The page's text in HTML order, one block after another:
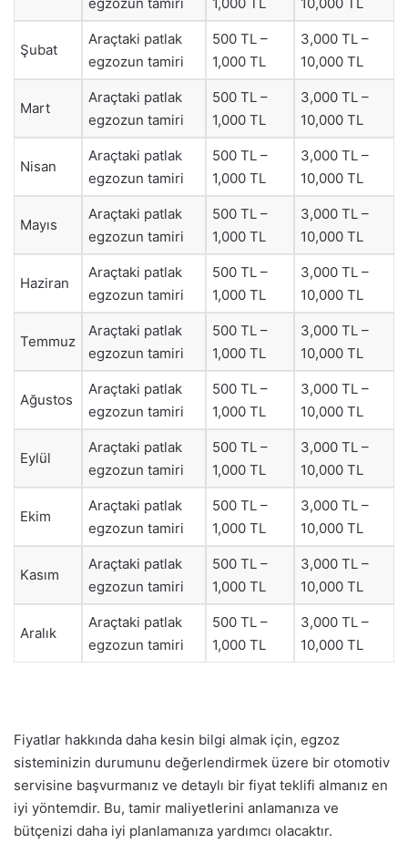
Şubat
Araçtaki patlak
egzozun tamiri
500 TL –
1,000 TL
3,000 TL –
10,000 TL
Mart
Araçtaki patlak
egzozun tamiri
500 TL –
1,000 TL
3,000 TL –
10,000 TL
Nisan
Araçtaki patlak
egzozun tamiri
500 TL –
1,000 TL
3,000 TL –
10,000 TL
Mayıs
Araçtaki patlak
egzozun tamiri
500 TL –
1,000 TL
3,000 TL –
10,000 TL
Haziran
Araçtaki patlak
egzozun tamiri
500 TL –
1,000 TL
3,000 TL –
10,000 TL
Temmuz
Araçtaki patlak
egzozun tamiri
500 TL –
1,000 TL
3,000 TL –
10,000 TL
Ağustos
Araçtaki patlak
egzozun tamiri
500 TL –
1,000 TL
3,000 TL –
10,000 TL
Eylül
Araçtaki patlak
egzozun tamiri
500 TL –
1,000 TL
3,000 TL –
10,000 TL
Ekim
Araçtaki patlak
egzozun tamiri
500 TL –
1,000 TL
3,000 TL –
10,000 TL
Kasım
Araçtaki patlak
egzozun tamiri
500 TL –
1,000 TL
3,000 TL –
10,000 TL
Aralık
Araçtaki patlak
egzozun tamiri
500 TL –
1,000 TL
3,000 TL –
10,000 TL
Fiyatlar hakkında daha kesin bilgi almak için, egzoz
sisteminizin durumunu değerlendirmek üzere bir otomotiv
servisine başvurmanız ve detaylı bir fiyat teklifi almanız en
iyi yöntemdir. Bu, tamir maliyetlerini anlamanıza ve
bütçenizi daha iyi planlamanıza yardımcı olacaktır.